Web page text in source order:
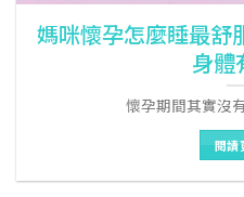
媽咪懷孕怎麼睡最舒
身體
懷孕期間其實沒
閱讀